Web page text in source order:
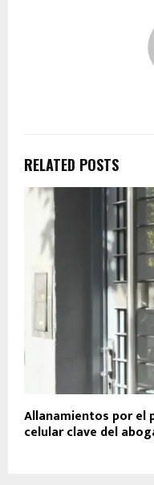
RELATED POSTS
Allanamientos por el
celular clave del